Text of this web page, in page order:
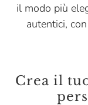
il modo più
autentici,
Crea il